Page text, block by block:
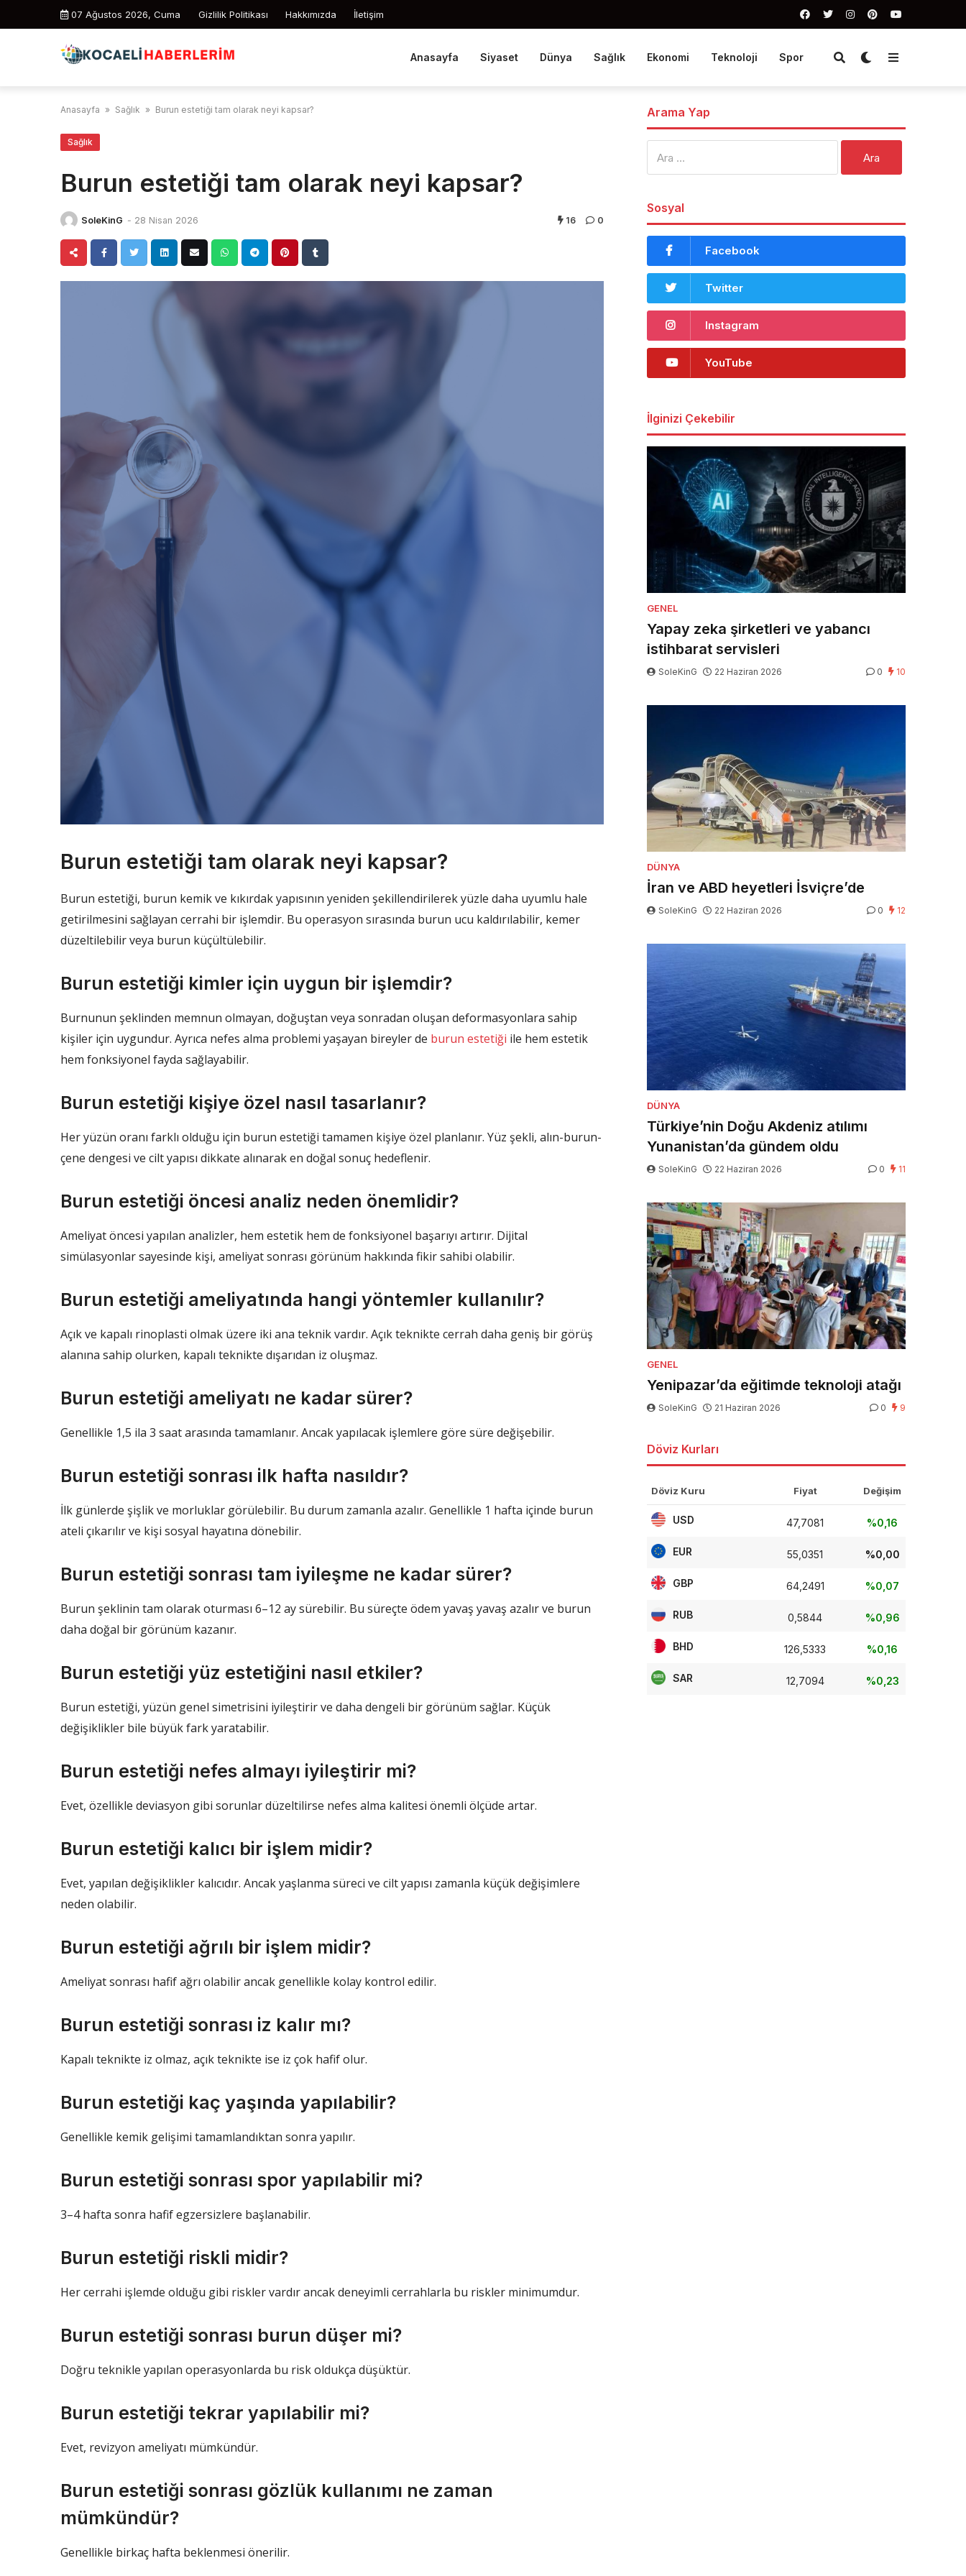
07 Ağustos 2026, Cuma Gizlilik Politikası Hakkımızda İletişim
Anasayfa Siyaset Dünya Sağlık Ekonomi Teknoloji Spor
Anasayfa » Sağlık » Burun estetiği tam olarak neyi kapsar?
Sağlık
Burun estetiği tam olarak neyi kapsar?
SoleKinG - 28 Nisan 2026 16 0
Burun estetiği tam olarak neyi kapsar?
Burun estetiği, burun kemik ve kıkırdak yapısının yeniden şekillendirilerek yüzle daha uyumlu hale
getirilmesini sağlayan cerrahi bir işlemdir. Bu operasyon sırasında burun ucu kaldırılabilir, kemer
düzeltilebilir veya burun küçültülebilir.
Burun estetiği kimler için uygun bir işlemdir?
Burnunun şeklinden memnun olmayan, doğuştan veya sonradan oluşan deformasyonlara sahip
kişiler için uygundur. Ayrıca nefes alma problemi yaşayan bireyler de burun estetiği ile hem estetik
hem fonksiyonel fayda sağlayabilir.
Burun estetiği kişiye özel nasıl tasarlanır?
Her yüzün oranı farklı olduğu için burun estetiği tamamen kişiye özel planlanır. Yüz şekli, alın-burun-
çene dengesi ve cilt yapısı dikkate alınarak en doğal sonuç hedeflenir.
Burun estetiği öncesi analiz neden önemlidir?
Ameliyat öncesi yapılan analizler, hem estetik hem de fonksiyonel başarıyı artırır. Dijital
simülasyonlar sayesinde kişi, ameliyat sonrası görünüm hakkında fikir sahibi olabilir.
Burun estetiği ameliyatında hangi yöntemler kullanılır?
Açık ve kapalı rinoplasti olmak üzere iki ana teknik vardır. Açık teknikte cerrah daha geniş bir görüş
alanına sahip olurken, kapalı teknikte dışarıdan iz oluşmaz.
Burun estetiği ameliyatı ne kadar sürer?
Genellikle 1,5 ila 3 saat arasında tamamlanır. Ancak yapılacak işlemlere göre süre değişebilir.
Burun estetiği sonrası ilk hafta nasıldır?
İlk günlerde şişlik ve morluklar görülebilir. Bu durum zamanla azalır. Genellikle 1 hafta içinde burun
ateli çıkarılır ve kişi sosyal hayatına dönebilir.
Burun estetiği sonrası tam iyileşme ne kadar sürer?
Burun şeklinin tam olarak oturması 6–12 ay sürebilir. Bu süreçte ödem yavaş yavaş azalır ve burun
daha doğal bir görünüm kazanır.
Burun estetiği yüz estetiğini nasıl etkiler?
Burun estetiği, yüzün genel simetrisini iyileştirir ve daha dengeli bir görünüm sağlar. Küçük
değişiklikler bile büyük fark yaratabilir.
Burun estetiği nefes almayı iyileştirir mi?
Evet, özellikle deviasyon gibi sorunlar düzeltilirse nefes alma kalitesi önemli ölçüde artar.
Burun estetiği kalıcı bir işlem midir?
Evet, yapılan değişiklikler kalıcıdır. Ancak yaşlanma süreci ve cilt yapısı zamanla küçük değişimlere
neden olabilir.
Burun estetiği ağrılı bir işlem midir?
Ameliyat sonrası hafif ağrı olabilir ancak genellikle kolay kontrol edilir.
Burun estetiği sonrası iz kalır mı?
Kapalı teknikte iz olmaz, açık teknikte ise iz çok hafif olur.
Burun estetiği kaç yaşında yapılabilir?
Genellikle kemik gelişimi tamamlandıktan sonra yapılır.
Burun estetiği sonrası spor yapılabilir mi?
3–4 hafta sonra hafif egzersizlere başlanabilir.
Burun estetiği riskli midir?
Her cerrahi işlemde olduğu gibi riskler vardır ancak deneyimli cerrahlarla bu riskler minimumdur.
Burun estetiği sonrası burun düşer mi?
Doğru teknikle yapılan operasyonlarda bu risk oldukça düşüktür.
Burun estetiği tekrar yapılabilir mi?
Evet, revizyon ameliyatı mümkündür.
Burun estetiği sonrası gözlük kullanımı ne zaman
mümkündür?
Genellikle birkaç hafta beklenmesi önerilir.
Arama Yap
Sosyal
Facebook
Twitter
Instagram
YouTube
İlginizi Çekebilir
GENEL
Yapay zeka şirketleri ve yabancı
istihbarat servisleri
SoleKinG 22 Haziran 2026 0 10
DÜNYA
İran ve ABD heyetleri İsviçre’de
SoleKinG 22 Haziran 2026 0 12
DÜNYA
Türkiye’nin Doğu Akdeniz atılımı
Yunanistan’da gündem oldu
SoleKinG 22 Haziran 2026 0 11
GENEL
Yenipazar’da eğitimde teknoloji atağı
SoleKinG 21 Haziran 2026 0 9
Döviz Kurları
Döviz Kuru Fiyat Değişim
USD 47,7081 %0,16
EUR 55,0351 %0,00
GBP 64,2491 %0,07
RUB 0,5844 %0,96
BHD 126,5333 %0,16
SAR 12,7094 %0,23